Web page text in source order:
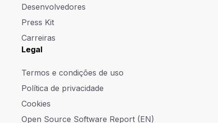
Desenvolvedores
Press Kit
Carreiras
Legal
Termos e condições de uso
Política de privacidade
Cookies
Open Source Software Report (EN)